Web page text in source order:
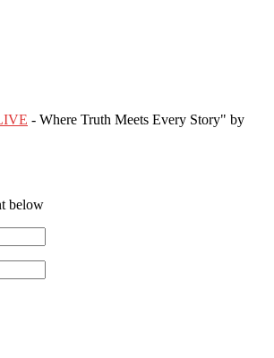
- Where Truth Meets Every Story" by
below